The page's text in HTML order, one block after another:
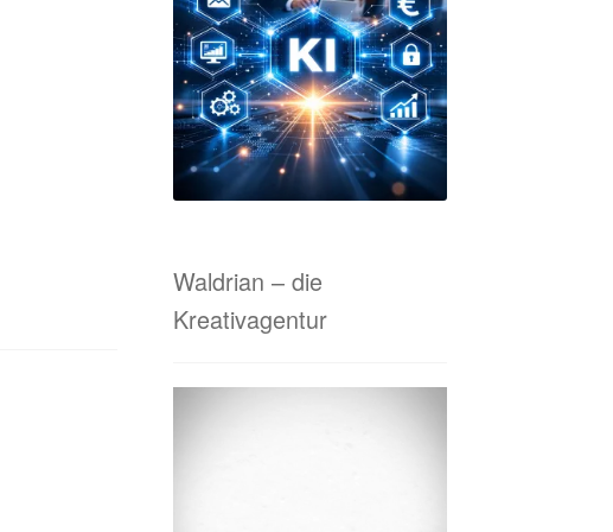
Waldrian von A bis ZWaldrian-Siebdruck
Waldrian – die
Kreativagentur